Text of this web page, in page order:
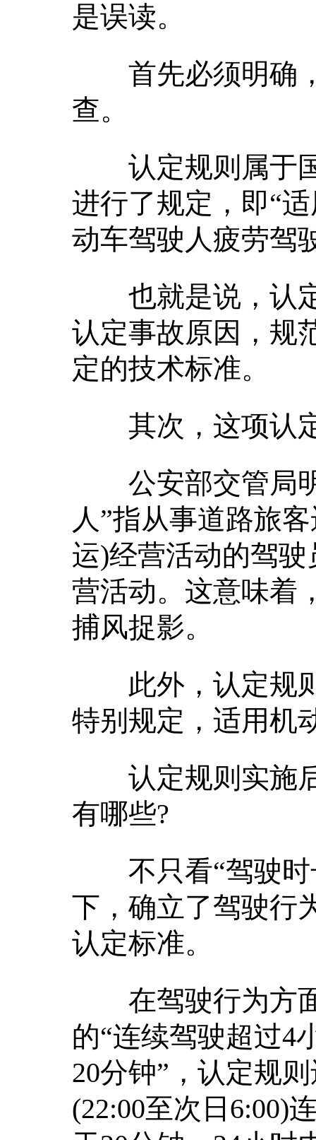
是误读。
首先必须明确，
查。
认定规则属于国
进行了规定，即“
动车驾驶人疲劳驾
也就是说，认定
认定事故原因，规
定的技术标准。
其次，这项认定
公安部交管局明
人”指从事道路旅
运)经营活动的驾
营活动。这意味着
捕风捉影。
此外，认定规则
特别规定，适用机
认定规则实施后
有哪些?
不只看“驾驶时
下，确立了驾驶行
认定标准。
在驾驶行为方面
的“连续驾驶超过4
20分钟”，认定规
(22:00至次日6:00)